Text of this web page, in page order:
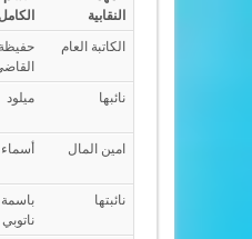
النقابية
الكامل
الكاتبة العام
نائبها
امين المال
أسماء
نائبتها
باسمة
ناتوبي